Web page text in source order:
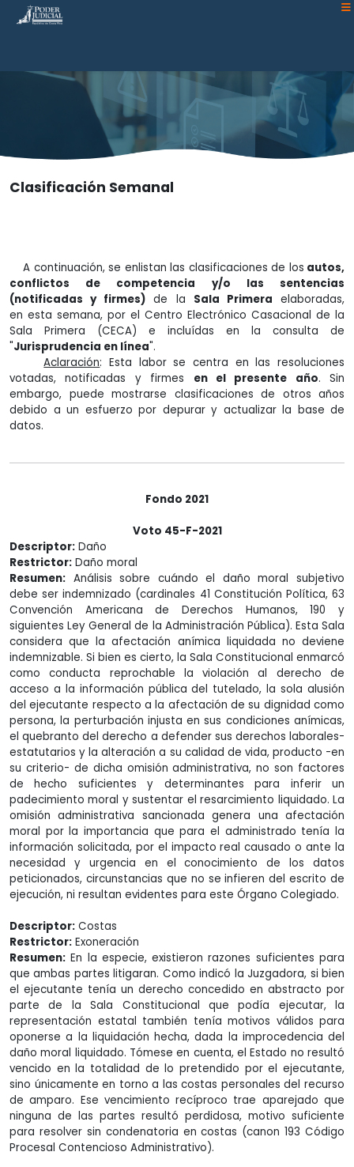
Atención:
Este
accesibilidad.
Clasificación Semanal
A continuación, se enlistan las clasificaciones de los autos,
conflictos de competencia y/o las sentencias
(notificadas y firmes) de la Sala Primera elaboradas,
en esta semana, por el Centro Electrónico Casacional de la
Sala Primera (CECA) e incluídas en la consulta de
"Jurisprudencia en línea".
Aclaración: Esta labor se centra en las resoluciones
votadas, notificadas y firmes en el presente año. Sin
embargo, puede mostrarse clasificaciones de otros años
debido a un esfuerzo por depurar y actualizar la base de
datos.
Fondo 2021
Voto 45-F-2021
Descriptor: Daño
Restrictor: Daño moral
Resumen: Análisis sobre cuándo el daño moral subjetivo
debe ser indemnizado (cardinales 41 Constitución Política, 63
Convención Americana de Derechos Humanos, 190 y
siguientes Ley General de la Administración Pública). Esta Sala
considera que la afectación anímica liquidada no deviene
indemnizable. Si bien es cierto, la Sala Constitucional enmarcó
como conducta reprochable la violación al derecho de
acceso a la información pública del tutelado, la sola alusión
del ejecutante respecto a la afectación de su dignidad como
persona, la perturbación injusta en sus condiciones anímicas,
el quebranto del derecho a defender sus derechos laborales-
estatutarios y la alteración a su calidad de vida, producto -en
su criterio- de dicha omisión administrativa, no son factores
de hecho suficientes y determinantes para inferir un
padecimiento moral y sustentar el resarcimiento liquidado. La
omisión administrativa sancionada genera una afectación
moral por la importancia que para el administrado tenía la
información solicitada, por el impacto real causado o ante la
necesidad y urgencia en el conocimiento de los datos
peticionados, circunstancias que no se infieren del escrito de
ejecución, ni resultan evidentes para este Órgano Colegiado.
Descriptor: Costas
Restrictor: Exoneración
Resumen: En la especie, existieron razones suficientes para
que ambas partes litigaran. Como indicó la Juzgadora, si bien
el ejecutante tenía un derecho concedido en abstracto por
parte de la Sala Constitucional que podía ejecutar, la
representación estatal también tenía motivos válidos para
oponerse a la liquidación hecha, dada la improcedencia del
daño moral liquidado. Tómese en cuenta, el Estado no resultó
vencido en la totalidad de lo pretendido por el ejecutante,
sino únicamente en torno a las costas personales del recurso
de amparo. Ese vencimiento recíproco trae aparejado que
ninguna de las partes resultó perdidosa, motivo suficiente
para resolver sin condenatoria en costas (canon 193 Código
Procesal Contencioso Administrativo).